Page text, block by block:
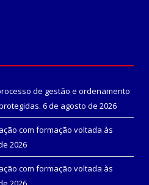
de gestão e ordenamento
6 de agosto de 2026
com formação voltada às
2026
com formação voltada às